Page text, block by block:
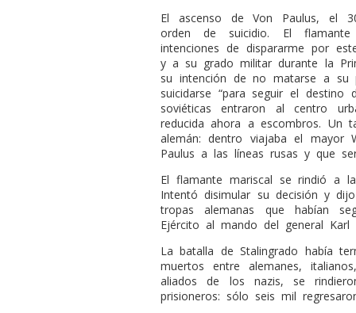
El ascenso de Von Paulus, el
orden de suicidio. El
intenciones de dispararme por
y a su grado militar durante la
su intención de no matarse a su
suicidarse “para seguir el destino
soviéticas entraron al centro
reducida ahora a escombros. Un
alemán: dentro viajaba el mayor
Paulus a las líneas rusas y que
El flamante mariscal se rindió a
Intentó disimular su decisión y
tropas alemanas que habían
Ejército al mando del general
La batalla de Stalingrado había
muertos entre alemanes,
aliados de los nazis, se
prisioneros: sólo seis mil